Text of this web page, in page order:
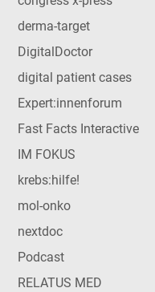
derma-target
DigitalDoctor
digital patient cases
Expert:innenforum
Fast Facts Interactive
IM FOKUS
krebs:hilfe!
mol-onko
nextdoc
Podcast
RELATUS MED